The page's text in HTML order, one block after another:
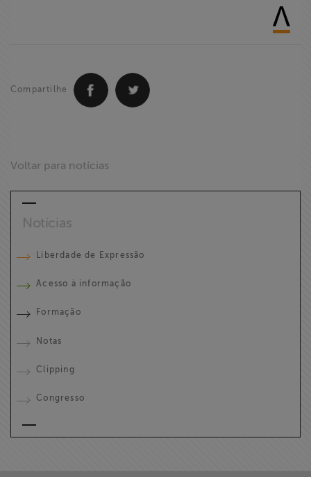
Compartilhe
Voltar para notícias
Notícias
Liberdade de Expressão
Acesso à informação
Formação
Notas
Clipping
Congresso